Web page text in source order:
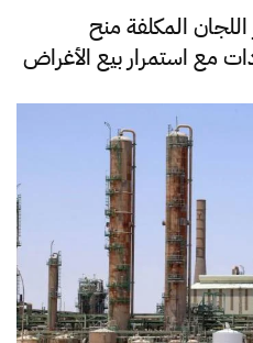
المكلفة منح
مع استمرار بيع الأغراض